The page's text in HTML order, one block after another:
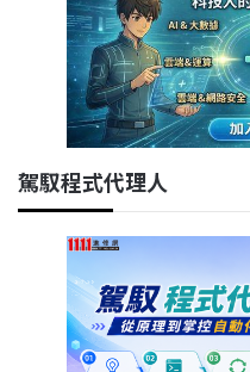
駕馭程式代理人